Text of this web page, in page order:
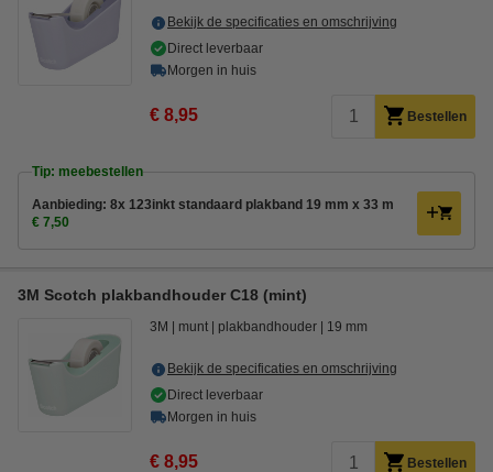
Bekijk de specificaties en omschrijving
Direct leverbaar
Morgen in huis
€ 8,95 Bestellen
Tip: meebestellen
Aanbieding: 8x 123inkt standaard plakband 19 mm x 33 m
€ 7,50
3M Scotch plakbandhouder C18 (mint)
3M munt plakbandhouder 19 mm
Bekijk de specificaties en omschrijving
Direct leverbaar
Morgen in huis
€ 8,95 Bestellen